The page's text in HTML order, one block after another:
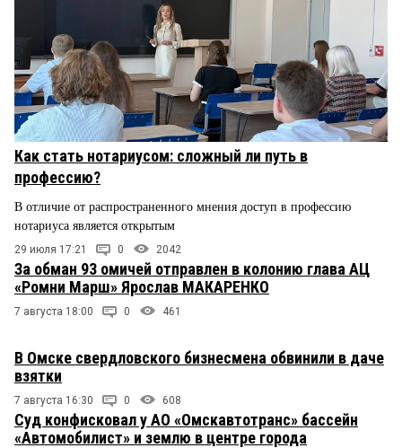
Как стать нотариусом: сложный ли путь в
профессию?
В отличие от распространенного мнения доступ в профессию
нотариуса является открытым
29 июля 17:21 0 2042
За обман 93 омичей отправлен в колонию глава АЦ
«Ромни Марш» Ярослав МАКАРЕНКО
7 августа 18:00 0 461
В Омске свердловского бизнесмена обвинили в даче
взятки
7 августа 16:30 0 608
Суд конфисковал у АО «Омскавтотранс» бассейн
«Автомобилист» и землю в центре города